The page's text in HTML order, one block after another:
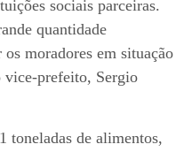
sociais parceiras.
quantidade
moradores em situação
prefeito, Sergio
toneladas de alimentos,